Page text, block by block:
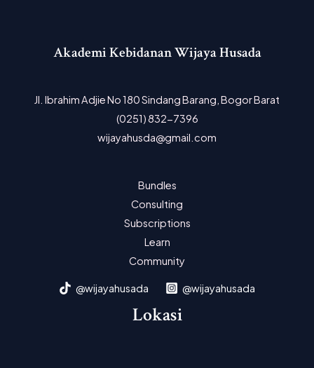
Akademi Kebidanan Wijaya Husada
Jl. Ibrahim Adjie No 180 Sindang Barang, Bogor Barat
(0251) 832-7396
wijayahusda@gmail.com
Bundles
Consulting
Subscriptions
Learn
Community
@wijayahusada @wijayahusada
Lokasi